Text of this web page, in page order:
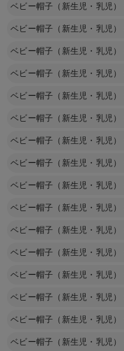
ベビー帽子（新生児・乳児）
ベビー帽子（新生児・乳児）
ベビー帽子（新生児・乳児）
ベビー帽子（新生児・乳児）
ベビー帽子（新生児・乳児）
ベビー帽子（新生児・乳児）
ベビー帽子（新生児・乳児）
ベビー帽子（新生児・乳児）
ベビー帽子（新生児・乳児）
ベビー帽子（新生児・乳児）
ベビー帽子（新生児・乳児）
ベビー帽子（新生児・乳児）
ベビー帽子（新生児・乳児）
ベビー帽子（新生児・乳児）
ベビー帽子（新生児・乳児）
ベビー帽子（新生児・乳児）